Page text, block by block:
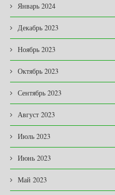
Январь 2024
Декабрь 2023
Ноябрь 2023
Октябрь 2023
Сентябрь 2023
Август 2023
Июль 2023
Июнь 2023
Май 2023